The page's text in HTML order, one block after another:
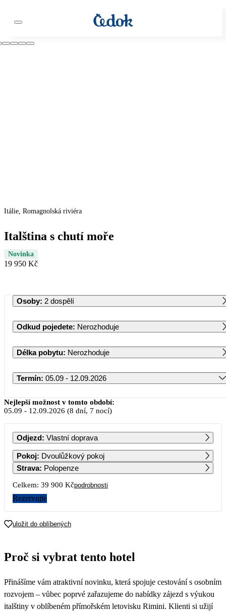
Itálie, Romagnolská riviéra
Italština s chutí moře
Novinka
19 950 Kč
Osoby: 2 dospělí
Odkud pojedete: Nerozhoduje
Délka pobytu: Nerozhoduje
Termín: 05.09 - 12.09.2026
Září 2026
PO ÚT ST ČT PÁ SO NE
1 2 3 4 5 6
7 8 9 10 11 12 13
21
28 29 30
Nejlepší možnost v tomto období:
05.09 - 12.09.2026 (8 dní, 7 nocí)
Odjezd: Vlastní doprava
Pokoj: Dvoulůžkový pokoj
Strava: Polopenze
Celkem: 39 900 Kčpodrobnosti
Rezervujte
uložit do oblíbených
Proč si vybrat tento hotel
Přinášíme vám atraktivní novinku, která spojuje cestování s osobním
rozvojem – vůbec poprvé zařazujeme do nabídky zájezd s výukou
italštiny v oblíbeném přímořském letovisku Rimini. Klienti si užijí